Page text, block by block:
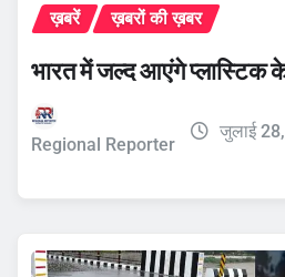
ख़बरें ख़बरों की ख़बर
भारत में जल्द आएंगे प्लास्टिक
Regional Reporter
जुलाई